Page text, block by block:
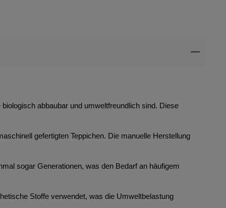
abbaubar und umweltfreundlich sind. Diese
gefertigten Teppichen. Die manuelle Herstellung
sogar Generationen, was den Bedarf an häufigem
Stoffe verwendet, was die Umweltbelastung